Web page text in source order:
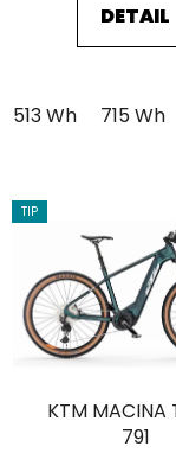
DETAIL
513 Wh 715 Wh
TIP
KTM MACINA
791